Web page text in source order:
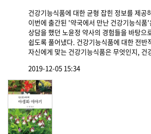
건강기능식품에 대한 균형 잡힌 정보를 제공
이번에 출간된 '약국에서 만난 건강기능식품
상담을 했던 노윤정 약사의 경험들을 바탕으
쉽도록 풀어냈다. 건강기능식품에 대한 전반
자신에게 맞는 건강기능식품은 무엇인지, 건
2019-12-05 15:34